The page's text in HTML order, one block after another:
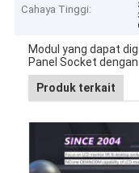
Cahaya Tinggi:
Modul yang dapat
Panel Socket
Produk terkait